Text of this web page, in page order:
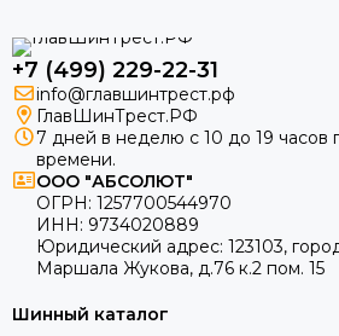
+7 (499) 229-22-31
info@главшинтрест.рф
ГлавШинТрест.РФ
7 дней в неделю с 10 до 19 часов
времени.
ООО "АБСОЛЮТ"
ОГРН: 1257700544970
ИНН: 9734020889
Юридический адрес: 123103,
Маршала Жукова, д.76 к.2 пом. 15
Шинный каталог